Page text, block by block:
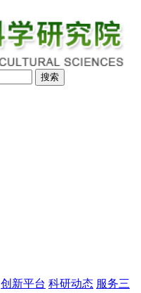
搜索
创新平台 科研动态 服务三